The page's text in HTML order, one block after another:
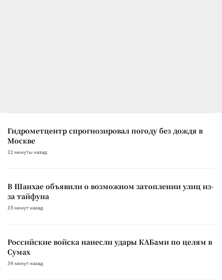
Гидрометцентр спрогнозировал погоду без дождя в
Москве
32 минуты назад
В Шанхае объявили о возможном затоплении улиц из-
за тайфуна
35 минут назад
Российские войска нанесли удары КАБами по целям в
Сумах
39 минут назад